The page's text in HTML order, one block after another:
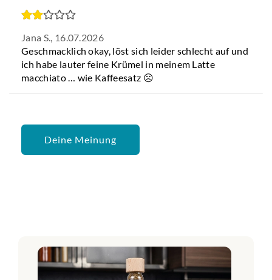
Jana S., 16.07.2026
Geschmacklich okay, löst sich leider schlecht auf und
ich habe lauter feine Krümel in meinem Latte
macchiato … wie Kaffeesatz ☹️
Deine Meinung